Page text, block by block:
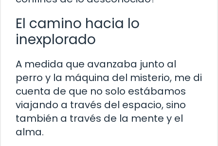
El camino hacia lo
inexplorado
A medida que avanzaba junto al
perro y la máquina del misterio, me di
cuenta de que no solo estábamos
viajando a través del espacio, sino
también a través de la mente y el
alma.